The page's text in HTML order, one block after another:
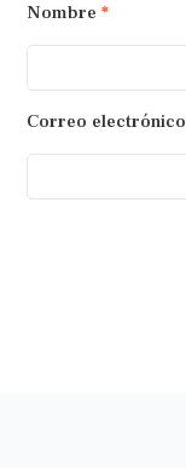
Nombre *
Correo electrónico